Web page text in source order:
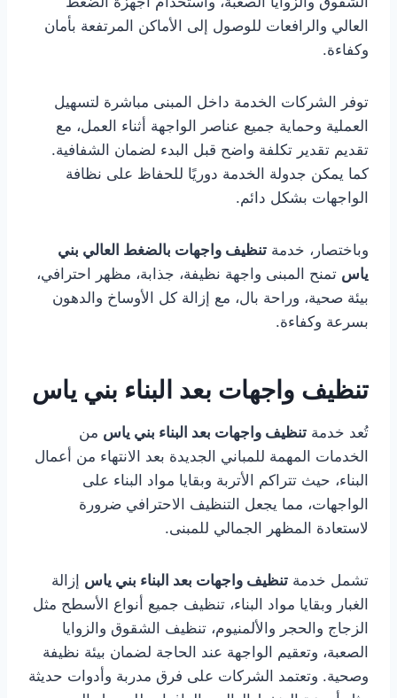
العالي والرافعات للوصول إلى الأماكن المرتفعة بأمان
وكفاءة.
توفر الشركات الخدمة داخل المبنى مباشرة لتسهيل
العملية وحماية جميع عناصر الواجهة أثناء العمل، مع
تقديم تقدير تكلفة واضح قبل البدء لضمان الشفافية.
كما يمكن جدولة الخدمة دوريًا للحفاظ على نظافة
الواجهات بشكل دائم.
وباختصار، خدمة تنظيف واجهات بالضغط العالي بني
ياس تمنح المبنى واجهة نظيفة، جذابة، مظهر احترافي،
بيئة صحية، وراحة بال، مع إزالة كل الأوساخ والدهون
بسرعة وكفاءة.
تنظيف واجهات بعد البناء بني ياس
تُعد خدمة تنظيف واجهات بعد البناء بني ياس من
الخدمات المهمة للمباني الجديدة بعد الانتهاء من أعمال
البناء، حيث تتراكم الأتربة وبقايا مواد البناء على
الواجهات، مما يجعل التنظيف الاحترافي ضرورة
لاستعادة المظهر الجمالي للمبنى.
تشمل خدمة تنظيف واجهات بعد البناء بني ياس إزالة
الغبار وبقايا مواد البناء، تنظيف جميع أنواع الأسطح مثل
الزجاج والحجر والألمنيوم، تنظيف الشقوق والزوايا
الصعبة، وتعقيم الواجهة عند الحاجة لضمان بيئة نظيفة
وصحية. وتعتمد الشركات على فرق مدربة وأدوات حديثة